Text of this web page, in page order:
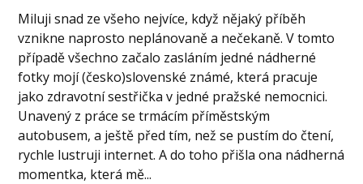
Miluji snad ze všeho nejvíce, když nějaký příběh
vznikne naprosto neplánovaně a nečekaně. V tomto
případě všechno začalo zasláním jedné nádherné
fotky mojí (česko)slovenské známé, která pracuje
jako zdravotní sestřička v jedné pražské nemocnici.
Unavený z práce se trmácím příměstským
autobusem, a ještě před tím, než se pustím do čtení,
rychle lustruji internet. A do toho přišla ona nádherná
momentka, která mě...